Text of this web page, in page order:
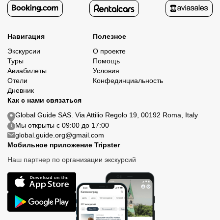
Навигация
Экскурсии
Туры
Авиабилеты
Отели
Дневник
Полезное
О проекте
Помощь
Условия
Конфединциальность
Как с нами связаться
Global Guide SAS. Via Attilio Regolo 19, 00192 Roma, Italy
Мы открыты с 09:00 до 17:00
global.guide.org@gmail.com
Мобильное приложение Tripster
Наш партнер по организации экскурсий